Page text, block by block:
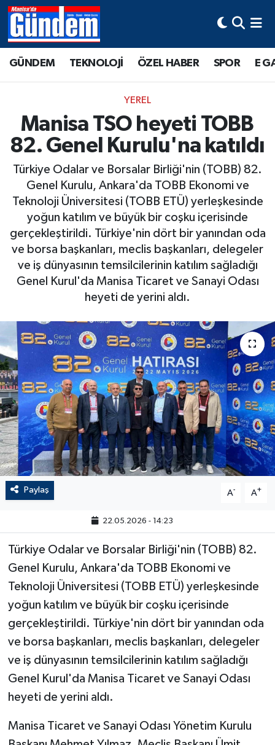
GÜNDEM TEKNOLOJİ ÖZEL HABER SPOR E
YEREL
Manisa TSO heyeti TOBB
82. Genel Kurulu'na katıldı
Türkiye Odalar ve Borsalar Birliği'nin (TOBB) 82.
Genel Kurulu, Ankara'da TOBB Ekonomi ve
Teknoloji Üniversitesi (TOBB ETÜ) yerleşkesinde
yoğun katılım ve büyük bir coşku içerisinde
gerçekleştirildi. Türkiye'nin dört bir yanından oda
ve borsa başkanları, meclis başkanları, delegeler
ve iş dünyasının temsilcilerinin katılım sağladığı
Genel Kurul'da Manisa Ticaret ve Sanayi Odası
heyeti de yerini aldı.
Paylaş A- A+
22.05.2026 - 14:23
Türkiye Odalar ve Borsalar Birliği'nin (TOBB) 82.
Genel Kurulu, Ankara'da TOBB Ekonomi ve
Teknoloji Üniversitesi (TOBB ETÜ) yerleşkesinde
yoğun katılım ve büyük bir coşku içerisinde
gerçekleştirildi. Türkiye'nin dört bir yanından oda
ve borsa başkanları, meclis başkanları, delegeler
ve iş dünyasının temsilcilerinin katılım sağladığı
Genel Kurul'da Manisa Ticaret ve Sanayi Odası
heyeti de yerini aldı.
Manisa Ticaret ve Sanayi Odası Yönetim Kurulu
Manisa Hava Durumu
Tüm Manşetler
Son Dakika Haberleri
Haber Arşivi